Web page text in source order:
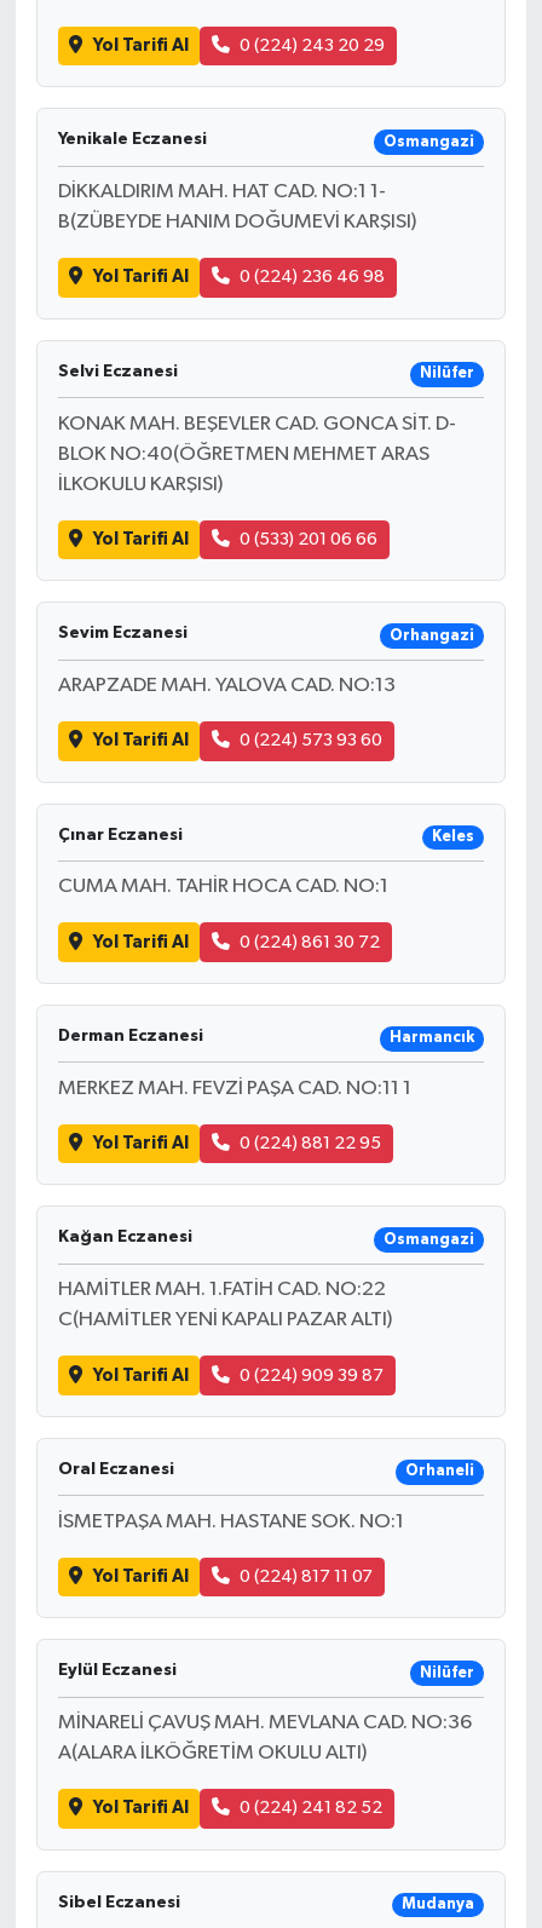
Yol Tarifi Al 0 (224) 243 20 29
Yenikale Eczanesi Osmangazi
DİKKALDIRIM MAH. HAT CAD. NO:1 1-
B(ZÜBEYDE HANIM DOĞUMEVİ KARŞISI)
Yol Tarifi Al 0 (224) 236 46 98
Selvi Eczanesi Nilüfer
KONAK MAH. BEŞEVLER CAD. GONCA SİT. D-
BLOK NO:40(ÖĞRETMEN MEHMET ARAS
İLKOKULU KARŞISI)
Yol Tarifi Al 0 (533) 201 06 66
Sevim Eczanesi Orhangazi
ARAPZADE MAH. YALOVA CAD. NO:13
Yol Tarifi Al 0 (224) 573 93 60
Çınar Eczanesi Keles
CUMA MAH. TAHİR HOCA CAD. NO:1
Yol Tarifi Al 0 (224) 861 30 72
Derman Eczanesi Harmancık
MERKEZ MAH. FEVZİ PAŞA CAD. NO:11 1
Yol Tarifi Al 0 (224) 881 22 95
Kağan Eczanesi Osmangazi
HAMİTLER MAH. 1.FATİH CAD. NO:22
C(HAMİTLER YENİ KAPALI PAZAR ALTI)
Yol Tarifi Al 0 (224) 909 39 87
Oral Eczanesi Orhaneli
İSMETPAŞA MAH. HASTANE SOK. NO:1
Yol Tarifi Al 0 (224) 817 11 07
Eylül Eczanesi Nilüfer
MİNARELİ ÇAVUŞ MAH. MEVLANA CAD. NO:36
A(ALARA İLKÖĞRETİM OKULU ALTI)
Yol Tarifi Al 0 (224) 241 82 52
Sibel Eczanesi Mudanya